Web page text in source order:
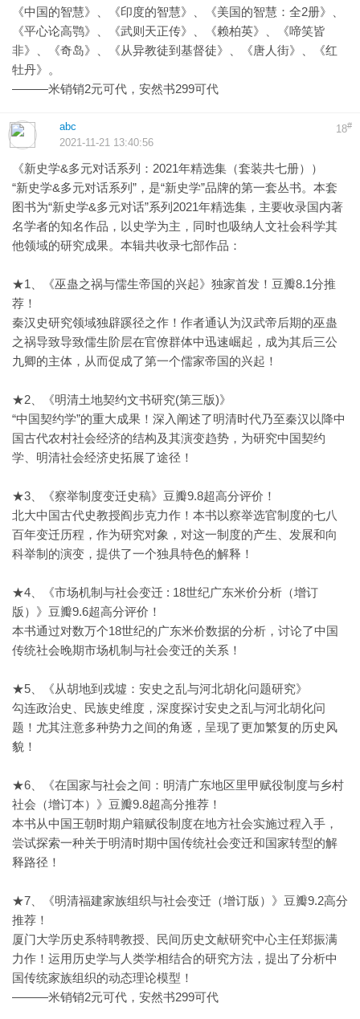
《中国的智慧》、《印度的智慧》、《美国的智慧：全2册》、
《平心论高鹗》、《武则天正传》、《赖柏英》、《啼笑皆
非》、《奇岛》、《从异教徒到基督徒》、《唐人街》、《红
牡丹》。
———米销销2元可代，安然书299可代
18#
abc
2021-11-21 13:40:56
《新史学&多元对话系列：2021年精选集（套装共七册））
“新史学&多元对话系列”，是“新史学”品牌的第一套丛书。本套
图书为“新史学&多元对话”系列2021年精选集，主要收录国内著
名学者的知名作品，以史学为主，同时也吸纳人文社会科学其
他领域的研究成果。本辑共收录七部作品：
★1、《巫蛊之祸与儒生帝国的兴起》独家首发！豆瓣8.1分推
荐！
秦汉史研究领域独辟蹊径之作！作者通认为汉武帝后期的巫蛊
之祸导致导致儒生阶层在官僚群体中迅速崛起，成为其后三公
九卿的主体，从而促成了第一个儒家帝国的兴起！
★2、《明清土地契约文书研究(第三版)》
“中国契约学”的重大成果！深入阐述了明清时代乃至秦汉以降中
国古代农村社会经济的结构及其演变趋势，为研究中国契约
学、明清社会经济史拓展了途径！
★3、《察举制度变迁史稿》豆瓣9.8超高分评价！
北大中国古代史教授阎步克力作！本书以察举选官制度的七八
百年变迁历程，作为研究对象，对这一制度的产生、发展和向
科举制的演变，提供了一个独具特色的解释！
★4、《市场机制与社会变迁 : 18世纪广东米价分析（增订
版）》豆瓣9.6超高分评价！
本书通过对数万个18世纪的广东米价数据的分析，讨论了中国
传统社会晚期市场机制与社会变迁的关系！
★5、《从胡地到戎墟：安史之乱与河北胡化问题研究》
勾连政治史、民族史维度，深度探讨安史之乱与河北胡化问
题！尤其注意多种势力之间的角逐，呈现了更加繁复的历史风
貌！
★6、《在国家与社会之间：明清广东地区里甲赋役制度与乡村
社会（增订本）》豆瓣9.8超高分推荐！
本书从中国王朝时期户籍赋役制度在地方社会实施过程入手，
尝试探索一种关于明清时期中国传统社会变迁和国家转型的解
释路径！
★7、《明清福建家族组织与社会变迁（增订版）》豆瓣9.2高分
推荐！
厦门大学历史系特聘教授、民间历史文献研究中心主任郑振满
力作！运用历史学与人类学相结合的研究方法，提出了分析中
国传统家族组织的动态理论模型！
———米销销2元可代，安然书299可代